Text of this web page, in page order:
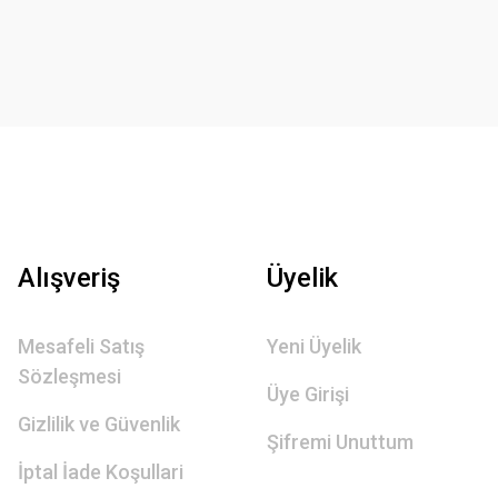
Alışveriş
Mesafeli Satış
Sözleşmesi
Gizlilik ve Güvenlik
İptal İade Koşullari
Üyelik
Yeni Üyelik
Üye Girişi
Şifremi Unuttum